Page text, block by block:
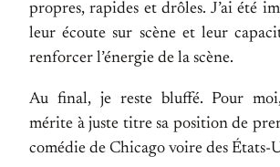
propres, rapides et drôles. J’ai été
leur écoute sur scène et leur
renforcer l’énergie de la scène.
Au final, je reste bluffé. Pour
mérite à juste titre sa position de
comédie de Chicago voire des États-